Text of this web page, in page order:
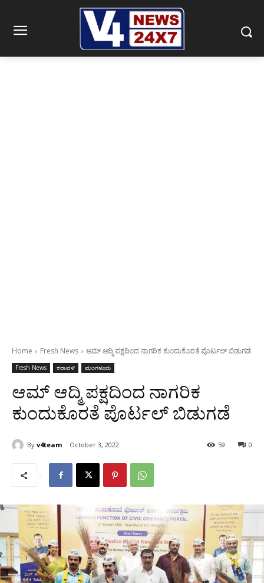
Home Fresh News ಆಮ್ ಆದ್ಮಿ ಪಕ್ಷದಿಂದ ನಾಗರಿಕ ಕುಂದುಕೊರತೆ ಪೊರ್ಟಲ್ ಬಿಡುಗಡೆ
Fresh News ಕರಾವಳಿ ಮಂಗಳೂರು
ಆಮ್ ಆದ್ಮಿ ಪಕ್ಷದಿಂದ ನಾಗರಿಕ
ಕುಂದುಕೊರತೆ ಪೊರ್ಟಲ್ ಬಿಡುಗಡೆ
By v4team October 3, 2022 0
59